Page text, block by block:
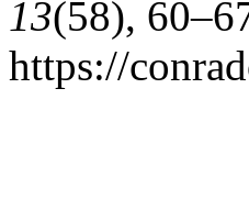
13(58),
https://